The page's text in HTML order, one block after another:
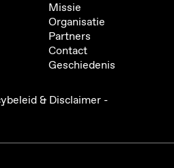
Missie
Organisatie
Partners
Contact
Geschiedenis
& Disclaimer -